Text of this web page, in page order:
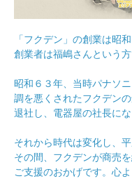
「フクデン」の創業は昭和
創業者は福嶋さんという方
昭和６３年、当時パナソ
調を悪くされたフクデン
退社し、電器屋の社長にな
それから時代は変化し、
その間、フクデンが商売
ご支援のおかげです。心